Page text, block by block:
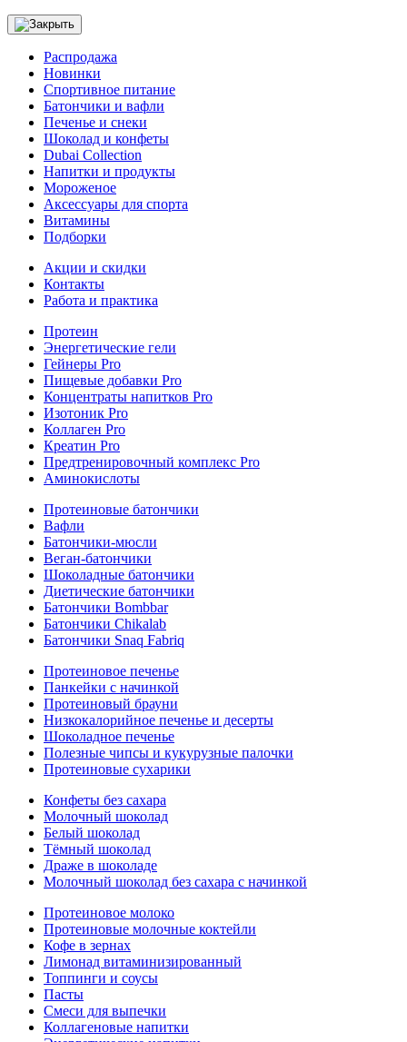
Распродажа
Новинки
Спортивное питание
Батончики и вафли
Печенье и снеки
Шоколад и конфеты
Dubai Collection
Напитки и продукты
Мороженое
Аксессуары для спорта
Витамины
Подборки
Акции и скидки
Контакты
Работа и практика
Протеин
Энергетические гели
Гейнеры Pro
Пищевые добавки Pro
Концентраты напитков Pro
Изотоник Pro
Коллаген Pro
Креатин Pro
Предтренировочный комплекс Pro
Аминокислоты
Протеиновые батончики
Вафли
Батончики-мюсли
Веган-батончики
Шоколадные батончики
Диетические батончики
Батончики Bombbar
Батончики Chikalab
Батончики Snaq Fabriq
Протеиновое печенье
Панкейки с начинкой
Протеиновый брауни
Низкокалорийное печенье и десерты
Шоколадное печенье
Полезные чипсы и кукурузные палочки
Протеиновые сухарики
Конфеты без сахара
Молочный шоколад
Белый шоколад
Тёмный шоколад
Драже в шоколаде
Молочный шоколад без сахара с начинкой
Протеиновое молоко
Протеиновые молочные коктейли
Кофе в зернах
Лимонад витаминизированный
Топпинги и соусы
Пасты
Смеси для выпечки
Коллагеновые напитки